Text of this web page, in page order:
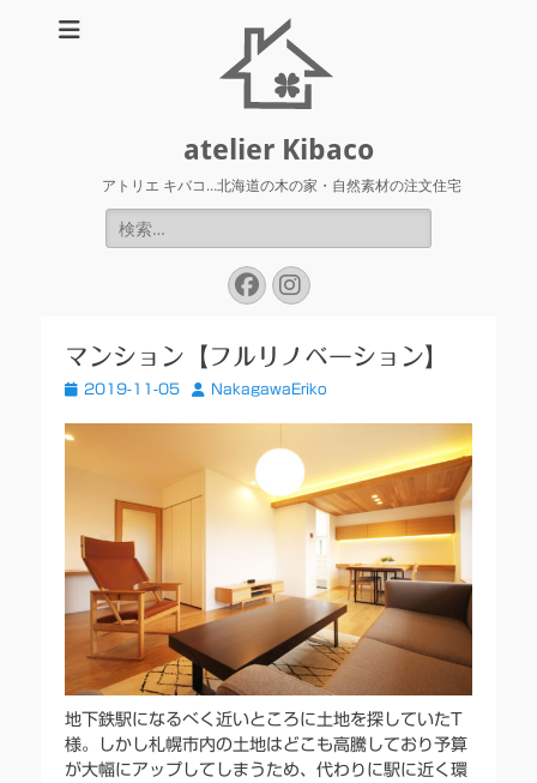
atelier Kibaco
アトリエ キバコ…北海道の木の家・自然素材の注文住宅
検
索:
Facebook
Instagram
マンション【フルリノベーション】
投
日
2019-11-05
投
NakagawaEriko
地下鉄駅になるべく近いところに土地を探していたT
様。しかし札幌市内の土地はどこも高騰しており予算
が大幅にアップしてしまうため、代わりに駅に近く環